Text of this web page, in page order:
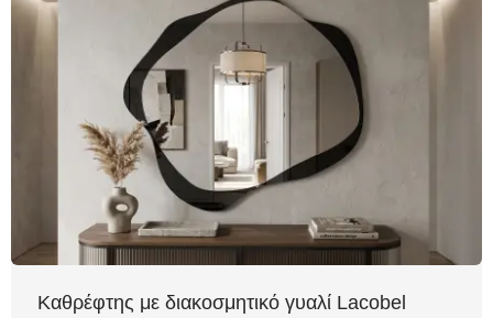
Καθρέφτης με διακοσμητικό γυαλί Lacobel